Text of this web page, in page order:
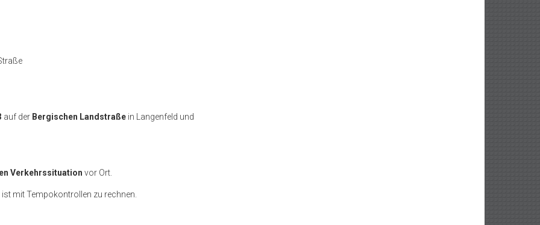
auf der Bergischen Landstraße in Langenfeld und
Verkehrssituation vor Ort.
mit Tempokontrollen zu rechnen.